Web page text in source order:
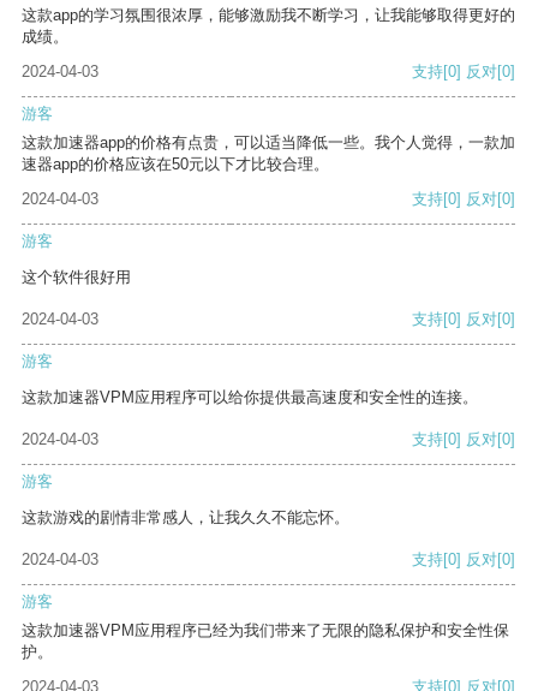
这款app的学习氛围很浓厚，能够激励我不断学习，让我能够取得更好的
成绩。
2024-04-03
支持[0] 反对[0]
游客
这款加速器app的价格有点贵，可以适当降低一些。我个人觉得，一款加
速器app的价格应该在50元以下才比较合理。
2024-04-03
支持[0] 反对[0]
游客
这个软件很好用
2024-04-03 支持[0] 反对[0]
游客
这款加速器VPM应用程序可以给你提供最高速度和安全性的连接。
2024-04-03 支持[0] 反对[0]
游客
这款游戏的剧情非常感人，让我久久不能忘怀。
2024-04-03 支持[0] 反对[0]
游客
这款加速器VPM应用程序已经为我们带来了无限的隐私保护和安全性保
护。
2024-04-03
支持[0] 反对[0]